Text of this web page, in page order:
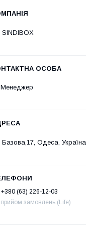
SINDIBOX
Менеджер
Базова,17, Одеса, Україна
+380 (63) 226-12-03
прийом замовлень (Life)